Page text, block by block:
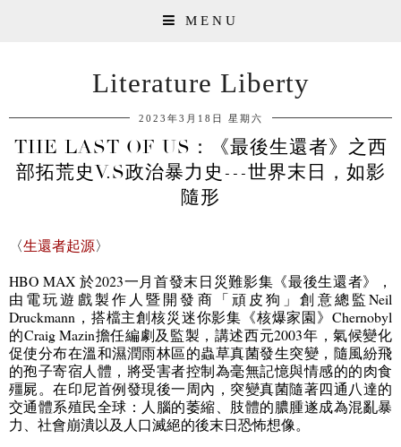
MENU
Literature Liberty
2023年3月18日 星期六
THE LAST OF US：《最後生還者》之西
部拓荒史V.S政治暴力史---世界末日，如影
隨形
〈生還者起源〉
HBO MAX於2023一月首發末日災難影集《最後生還者》，
由電玩遊戲製作人暨開發商「頑皮狗」創意總監Neil
Druckmann ，搭檔主創核災迷你影集《核爆家園》 Chernobyl
的Craig Mazin擔任編劇及監製，講述西元2003年，氣候變化
促使分布在溫和濕潤雨林區的蟲草真菌發生突變，隨風紛飛
的孢子寄宿人體，將受害者控制為毫無記憶與情感的的肉食
殭屍。在印尼首例發現後一周內，突變真菌隨著四通八達的
交通體系殖民全球：人腦的萎縮、肢體的膿腫遂成為混亂暴
力、社會崩潰以及人口滅絕的後末日恐怖想像。